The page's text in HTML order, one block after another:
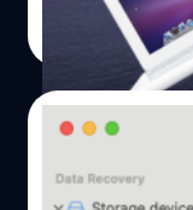
macOS รุ่นใหม่
Patcher เพื่อไป
ต้นที่การสร้าง
เครื่อง Mac รุ่นเก่
ปัญหาข้างต้นได้
Apple มุมซ้ายบ
System Report
Read More
31/12/2022
สร้าง